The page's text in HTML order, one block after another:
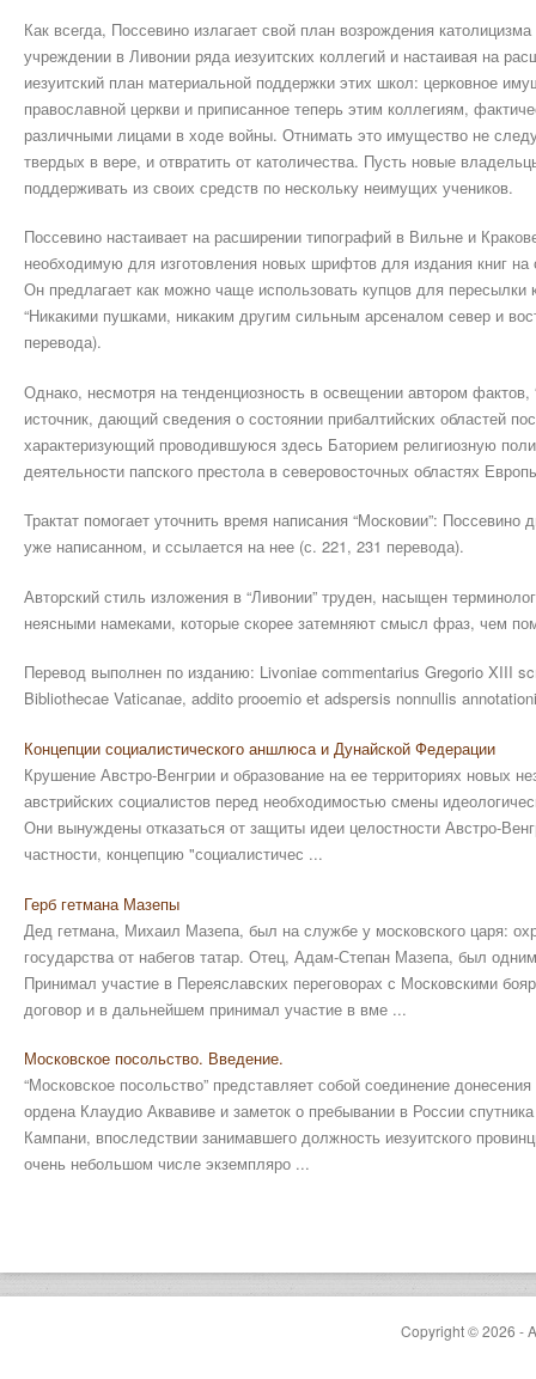
Как всегда, Поссевино излагает свой план возрождения
учреждении в Ливонии ряда иезуитских коллегий и настаивая на
иезуитский план материальной поддержки этих школ: церковное
православной церкви и приписанное теперь этим коллегиям,
различными лицами в ходе войны. Отнимать это имущество не
твердых в вере, и отвратить от католичества. Пусть новые
поддерживать из своих средств по нескольку неимущих учеников.
Поссевино настаивает на расширении типографий в Вильне и
необходимую для изготовления новых шрифтов для издания книг на
Он предлагает как можно чаще использовать купцов для пересылки
“Никакими пушками, никаким другим сильным арсеналом север и
перевода).
Однако, несмотря на тенденциозность в освещении автором
источник, дающий сведения о состоянии прибалтийских областей
характеризующий проводившуюся здесь Баторием религиозную
деятельности папского престола в северовосточных областях
Трактат помогает уточнить время написания “Московии”:
уже написанном, и ссылается на нее (с. 221, 231 перевода).
Авторский стиль изложения в “Ливонии” труден, насыщен
неясными намеками, которые скорее затемняют смысл фраз, чем
Перевод выполнен по изданию: Livoniae commentarius Gregorio XIII
Bibliothecae Vaticanae, addito prooemio et adspersis nonnullis
Концепции социалистического аншлюса и Дунайской Федерации
Крушение Австро-Венгрии и образование на ее территориях новых
австрийских социалистов перед необходимостью смены
Они вынуждены отказаться от защиты идеи целостности Австро-
частности, концепцию "социалистичес ...
Герб гетмана Мазепы
Дед гетмана, Михаил Мазепа, был на службе у московского царя:
государства от набегов татар. Отец, Адам-Степан Мазепа, был
Принимал участие в Переяславских переговорах с Московскими
договор и в дальнейшем принимал участие в вме ...
Московское посольство. Введение.
“Московское посольство” представляет собой соединение
ордена Клаудио Аквавиве и заметок о пребывании в России
Кампани, впоследствии занимавшего должность иезуитского
очень небольшом числе экземпляро ...
Copyright © 2026 -